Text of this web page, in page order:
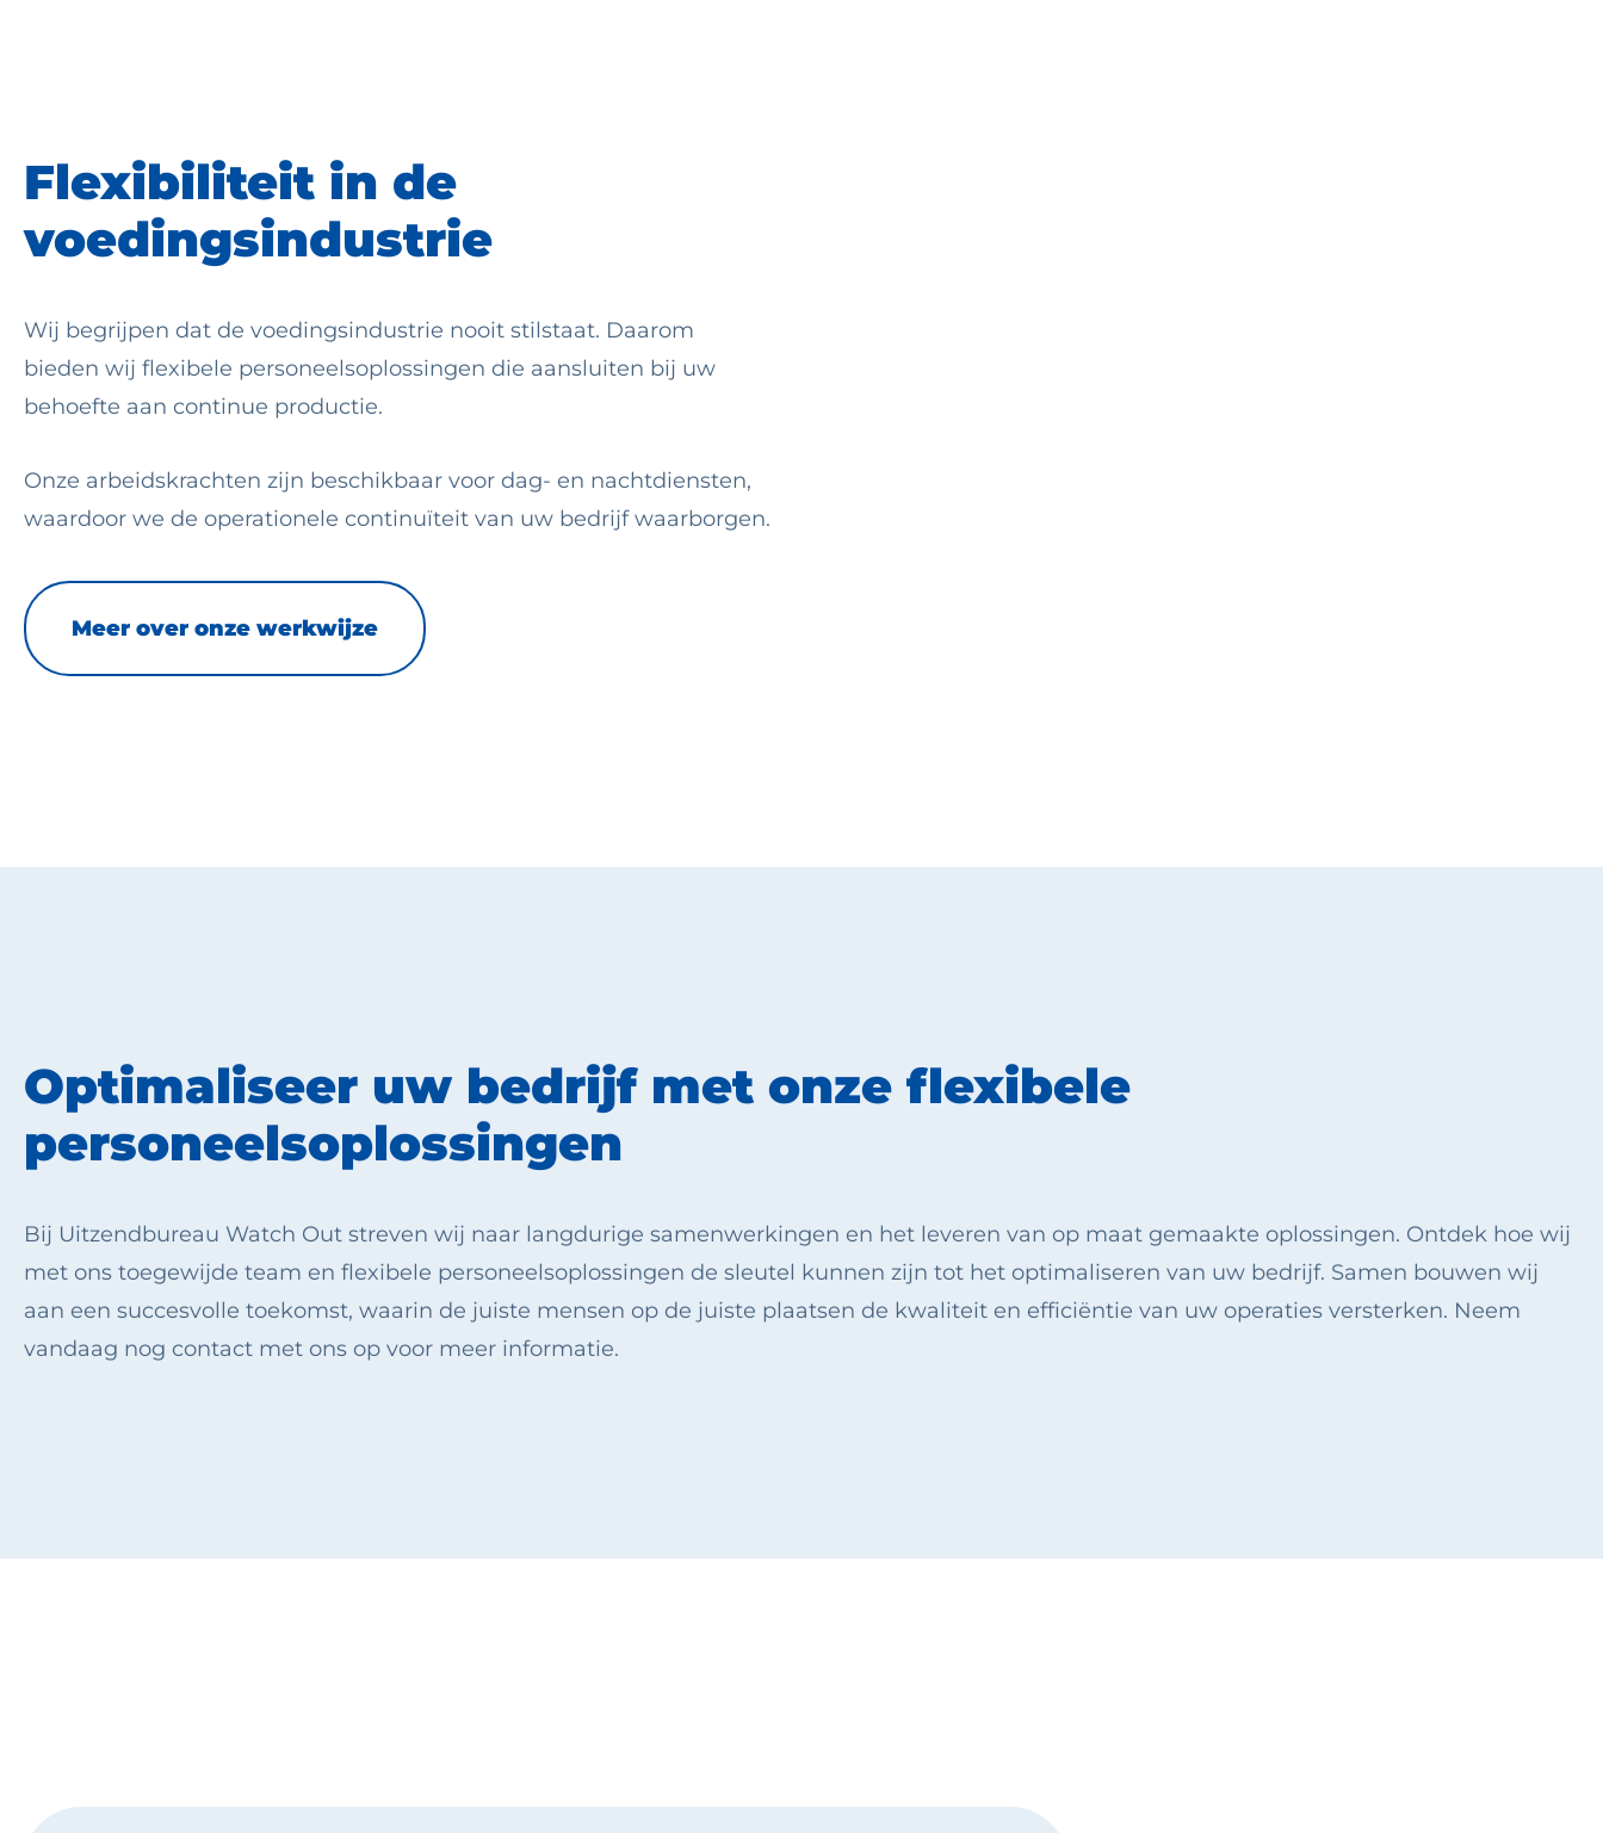
Flexibiliteit in de
voedingsindustrie
Wij begrijpen dat de voedingsindustrie nooit stilstaat. Daarom
bieden wij flexibele personeelsoplossingen die aansluiten bij uw
behoefte aan continue productie.
Onze arbeidskrachten zijn beschikbaar voor dag- en nachtdiensten,
waardoor we de operationele continuïteit van uw bedrijf waarborgen.
Meer over onze werkwijze
Optimaliseer uw bedrijf met onze flexibele
personeelsoplossingen
Bij Uitzendbureau Watch Out streven wij naar langdurige samenwerkingen en het leveren van op maat gemaakte oplossingen. Ontdek hoe wij
met ons toegewijde team en flexibele personeelsoplossingen de sleutel kunnen zijn tot het optimaliseren van uw bedrijf. Samen bouwen wij
aan een succesvolle toekomst, waarin de juiste mensen op de juiste plaatsen de kwaliteit en efficiëntie van uw operaties versterken. Neem
vandaag nog contact met ons op voor meer informatie.